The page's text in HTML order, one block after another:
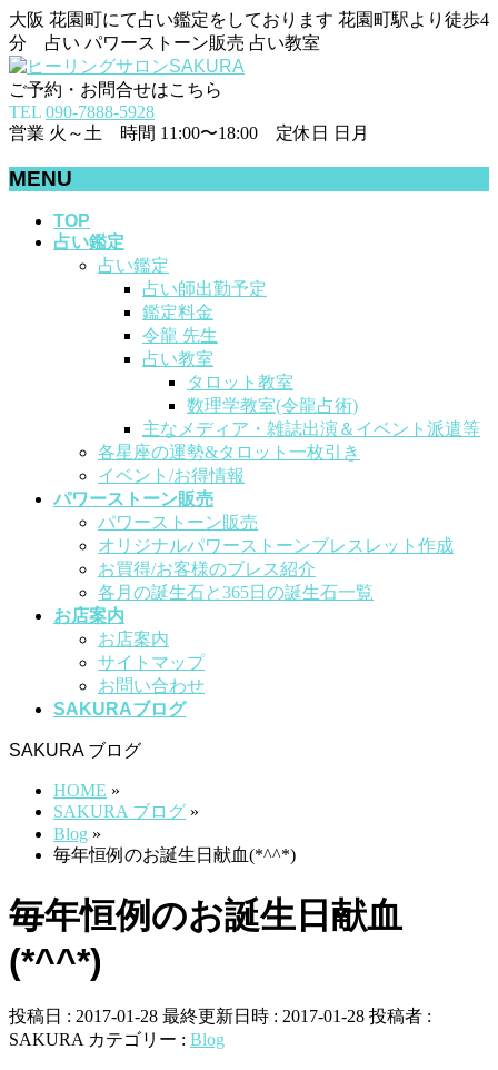
大阪 花園町にて占い鑑定をしております 花園町駅より徒歩4
分 占い パワーストーン販売 占い教室
ご予約・お問合せはこちら
TEL 090-7888-5928
営業 火～土 時間 11:00〜18:00 定休日 日月
MENU
TOP
占い鑑定
占い鑑定
占い師出勤予定
鑑定料金
令龍 先生
占い教室
タロット教室
数理学教室(令龍占術)
主なメディア・雑誌出演＆イベント派遣等
各星座の運勢&タロット一枚引き
イベント/お得情報
パワーストーン販売
パワーストーン販売
オリジナルパワーストーンブレスレット作成
お買得/お客様のブレス紹介
各月の誕生石と365日の誕生石一覧
お店案内
お店案内
サイトマップ
お問い合わせ
SAKURAブログ
SAKURA ブログ
HOME »
SAKURA ブログ »
Blog »
毎年恒例のお誕生日献血(*^^*)
毎年恒例のお誕生日献血
(*^^*)
投稿日 : 2017-01-28 最終更新日時 : 2017-01-28 投稿者 :
SAKURA カテゴリー : Blog